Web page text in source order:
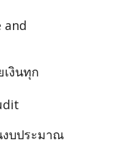
and
งินทุก
บประมาณ